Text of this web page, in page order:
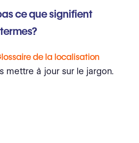
ce que signifient
de la localisation
mettre à jour sur le jargon.